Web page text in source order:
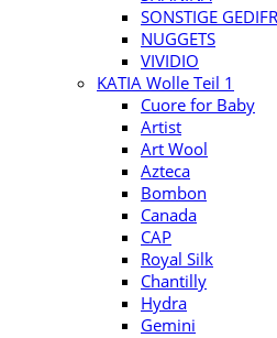
SONSTIGE
NUGGETS
VIVIDIO
KATIA Wolle Teil 1
Cuore for Baby
Artist
Art Wool
Azteca
Bombon
Canada
CAP
Royal Silk
Chantilly
Hydra
Gemini